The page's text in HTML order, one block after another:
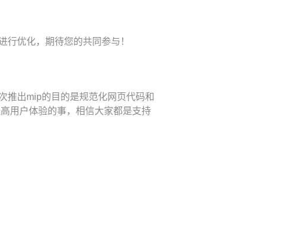
行优化，期待您的共同参与！
推出mip的目的是规范化网页代码和
用户体验的事，相信大家都是支持